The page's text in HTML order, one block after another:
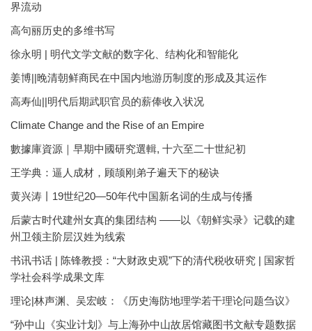
界流动
高句丽历史的多维书写
徐永明 | 明代文学文献的数字化、结构化和智能化
姜博||晚清朝鲜商民在中国内地游历制度的形成及其运作
高寿仙||明代后期武职官员的薪俸收入状况
Climate Change and the Rise of an Empire
數據庫資源｜早期中國研究選輯, 十六至二十世紀初
王学典：逼人成材，顾颉刚弟子遍天下的秘诀
黄兴涛丨19世纪20—50年代中国新名词的生成与传播
后蒙古时代建州女真的集团结构 ——以《朝鲜实录》记载的建
州卫领主阶层汉姓为线索
书讯书话 | 陈锋教授：“大财政史观”下的清代税收研究 | 国家哲
学社会科学成果文库
理论|林声渊、吴宏岐：《历史海防地理学若干理论问题刍议》
“孙中山《实业计划》与上海孙中山故居馆藏图书文献专题数据